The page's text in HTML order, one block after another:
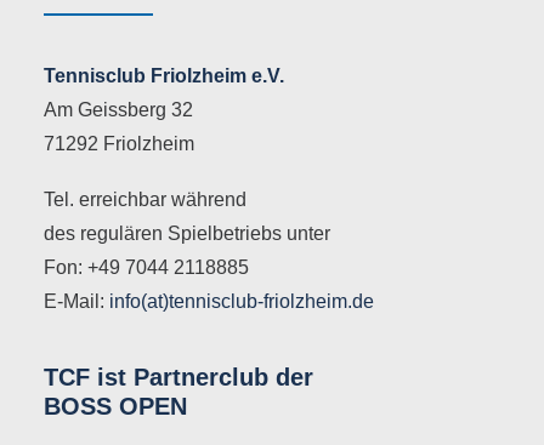
Tennisclub Friolzheim e.V.
Am Geissberg 32
71292 Friolzheim
Tel. erreichbar während
des regulären Spielbetriebs unter
Fon: +49 7044 2118885
E-Mail: info(at)tennisclub-friolzheim.de
TCF ist Partnerclub der
BOSS OPEN